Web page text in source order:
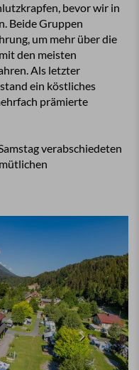
bevor wir in
Beide Gruppen
um mehr über die
den meisten
Als letzter
ein köstliches
prämierte
verabschiedeten